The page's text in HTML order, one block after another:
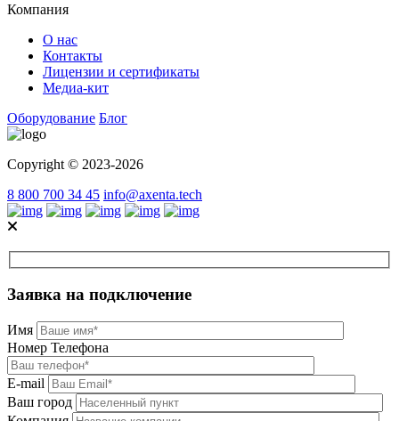
Компания
О нас
Контакты
Лицензии и сертификаты
Медиа-кит
Оборудование Блог
Copyright © 2023-2026
8 800 700 34 45 info@axenta.tech
Заявка на подключение
Имя
Номер Телефона
E-mail
Ваш город